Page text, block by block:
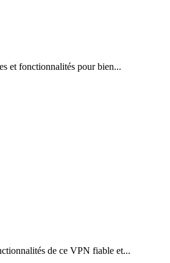
et fonctionnalités pour bien...
de ce VPN fiable et...